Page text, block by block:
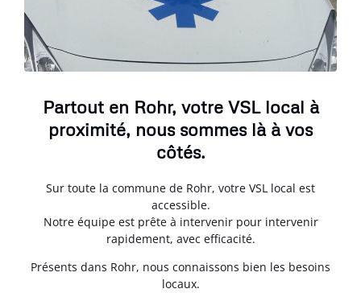
Partout en Rohr, votre VSL local à
proximité, nous sommes là à vos
côtés.
Sur toute la commune de Rohr, votre VSL local est
accessible.
Notre équipe est prête à intervenir pour intervenir
rapidement, avec efficacité.
Présents dans Rohr, nous connaissons bien les besoins
locaux.